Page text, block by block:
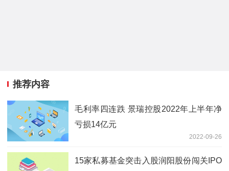
推荐内容
毛利率四连跌 景瑞控股2022年上半年净
亏损14亿元
2022-09-26
15家私募基金突击入股润阳股份闯关IPO